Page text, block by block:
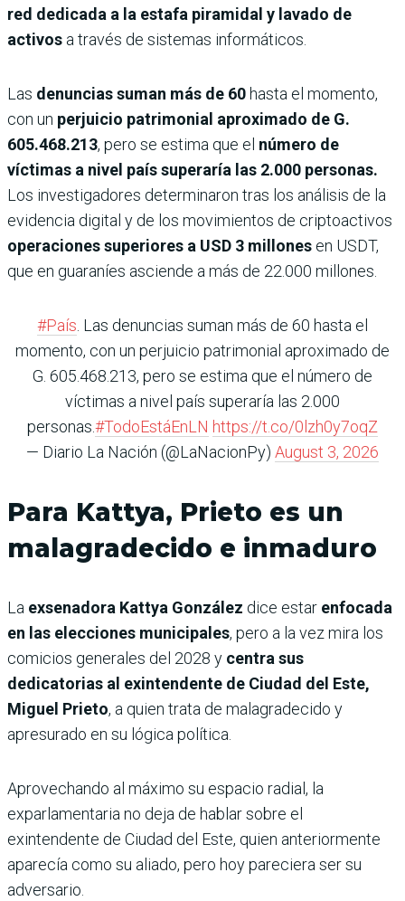
red dedicada a la estafa piramidal y lavado de
activos a través de sistemas informáticos.
Las denuncias suman más de 60 hasta el momento,
con un perjuicio patrimonial aproximado de G.
605.468.213, pero se estima que el número de
víctimas a nivel país superaría las 2.000 personas.
Los investigadores determinaron tras los análisis de la
evidencia digital y de los movimientos de criptoactivos
operaciones superiores a USD 3 millones en USDT,
que en guaraníes asciende a más de 22.000 millones.
#País. Las denuncias suman más de 60 hasta el
momento, con un perjuicio patrimonial aproximado de
G. 605.468.213, pero se estima que el número de
víctimas a nivel país superaría las 2.000
personas.#TodoEstáEnLN https://t.co/0lzh0y7oqZ
— Diario La Nación (@LaNacionPy) August 3, 2026
Para Kattya, Prieto es un
malagradecido e inmaduro
La exsenadora Kattya González dice estar enfocada
en las elecciones municipales, pero a la vez mira los
comicios generales del 2028 y centra sus
dedicatorias al exintendente de Ciudad del Este,
Miguel Prieto, a quien trata de malagradecido y
apresurado en su lógica política.
Aprovechando al máximo su espacio radial, la
exparlamentaria no deja de hablar sobre el
exintendente de Ciudad del Este, quien anteriormente
aparecía como su aliado, pero hoy pareciera ser su
adversario.